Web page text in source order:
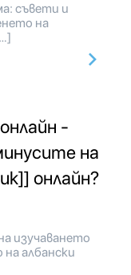
съвети и
на
-
на
онлайн?
изучаването
на албански